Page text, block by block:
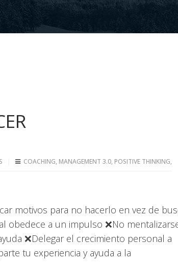
COACHING, MANAGEMENT 3.0, POSITIVE THINKING,
motivos para no hacerlo en vez de
obedece a un impulso ❌No
❌Delegar el crecimiento personal a
tu experiencia y ayuda a la